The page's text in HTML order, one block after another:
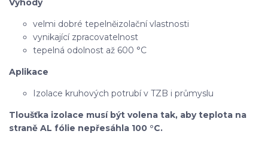
Výhody
velmi dobré tepelněizolační vlastnosti
vynikající zpracovatelnost
tepelná odolnost až 600 °C
Aplikace
Izolace kruhových potrubí v TZB i průmyslu
Tloušťka izolace musí být volena tak, aby teplota na
straně AL fólie nepřesáhla 100 °C.